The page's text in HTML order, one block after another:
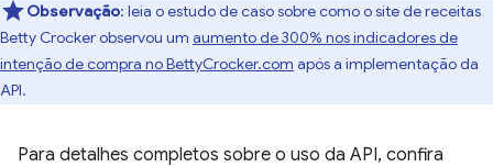
Observação: leia o estudo de caso sobre como o site de receitas
Betty Crocker observou um aumento de 300% nos indicadores de
intenção de compra no BettyCrocker.com após a implementação da
API.
Para detalhes completos sobre o uso da API, confira